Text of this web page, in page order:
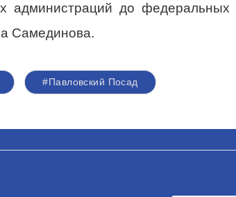
администраций до федеральных
Самединова.
#Павловский Посад